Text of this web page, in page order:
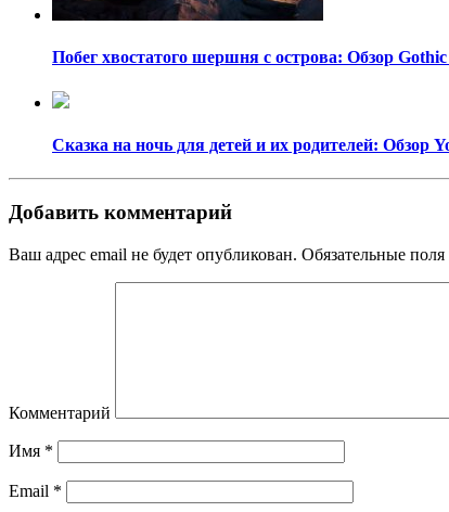
Побег хвостатого шершня с острова: Обзор
Сказка на ночь для детей и их родителей: Обзор
Добавить комментарий
Ваш адрес email не будет опубликован. Обязательные
Комментарий
Имя *
Email *